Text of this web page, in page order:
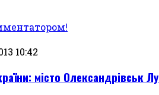
10:42
місто Олександрівськ